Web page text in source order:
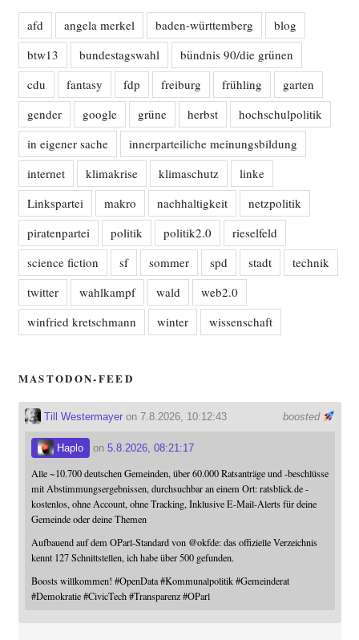
afd angela merkel baden-württemberg
blog
btw13
bundestagswahl
bündnis 90/die grünen
cdu
fantasy fdp freiburg frühling
garten
gender
google grüne herbst
hochschulpolitik
in eigener sache
innerparteiliche meinungsbildung
internet
klimakrise klimaschutz
linke
Linkspartei
makro nachhaltigkeit
netzpolitik
piratenpartei
politik politik2.0
rieselfeld
science fiction
sf sommer spd stadt
technik
twitter
wahlkampf wald
web2.0
winfried kretschmann
winter wissenschaft
MASTODON-FEED
boosted
Till Westermayeron 7.8.2026, 10:12:43
Haplo on 5.8.2026, 08:21:17
Alle ~10.700 deutschen Gemeinden, über 60.000 Ratsanträge und -beschlüsse
mit Abstimmungsergebnissen, durchsuchbar an einem Ort: ratsblick.de -
kostenlos, ohne Account, ohne Tracking, Inklusive E-Mail-Alerts für deine
Gemeinde oder deine Themen
Aufbauend auf dem OParl-Standard von @okfde: das offizielle Verzeichnis
kennt 127 Schnittstellen, ich habe über 500 gefunden.
Boosts willkommen! #OpenData #Kommunalpolitik #Gemeinderat
#Demokratie #CivicTech #Transparenz #OParl